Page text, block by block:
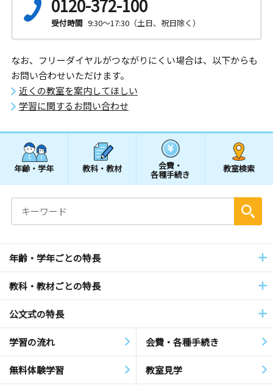
0120-372-100
受付時間 9:30～17:30（土日、祝日除く）
なお、フリーダイヤルがつながりにくい場合は、以下からも
お問い合わせいただけます。
近くの教室を案内してほしい
学習に関するお問い合わせ
年齢・学年 教科・教材 会費・
各種手続き
教室検索
年齢・学年ごとの特長
教科・教材ごとの特長
公文式の特長
学習の流れ 会費・各種手続き
無料体験学習 教室見学